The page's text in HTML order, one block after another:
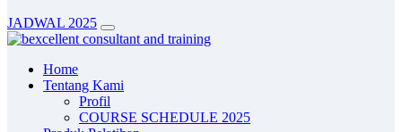
JADWAL 2025
Home
Tentang Kami
Profil
COURSE SCHEDULE 2025